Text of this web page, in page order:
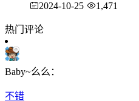
2024-10-25 1,471
热门评论
Baby~么么：
不错